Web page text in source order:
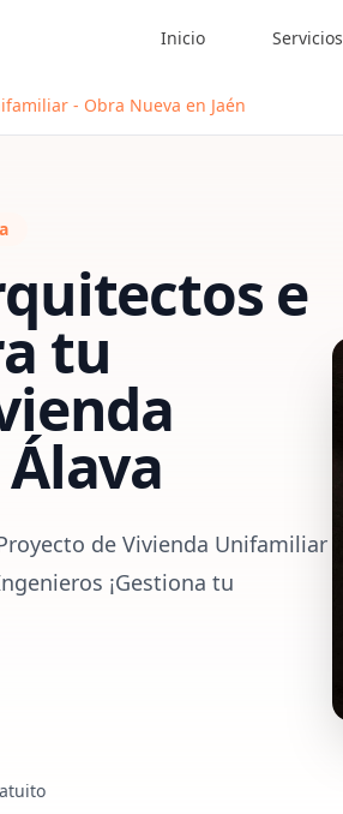
Inicio Servicios
- Obra Nueva en Jaén
e
tu
Álava
de Vivienda Unifamiliar
¡Gestiona tu